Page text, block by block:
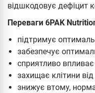
відшкодовує дефіцит
Переваги 6PAK
підтримує
забезпечує
сприятливо
захищає клітини
знижує втому,